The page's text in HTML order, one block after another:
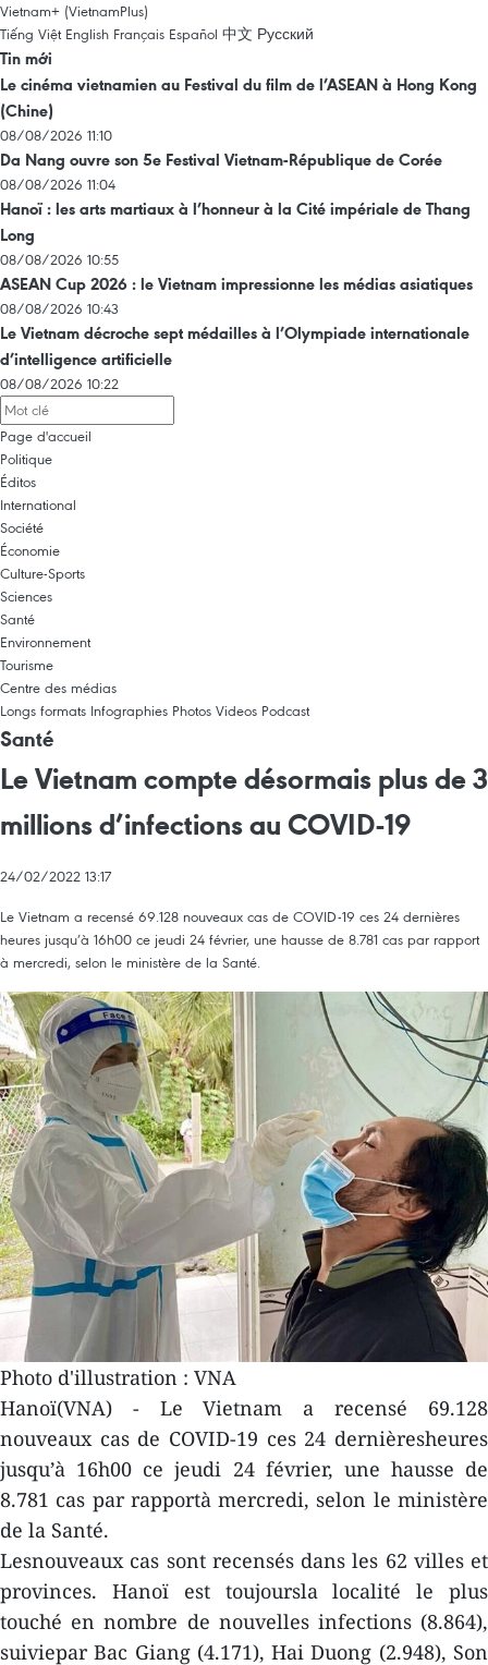
Vietnam+ (VietnamPlus)
Tiếng Việt English Français Español 中文 Русский
Tin mới
Le cinéma vietnamien au Festival du film de l’ASEAN à Hong Kong
(Chine)
08/08/2026 11:10
Da Nang ouvre son 5e Festival Vietnam-République de Corée
08/08/2026 11:04
Hanoï : les arts martiaux à l’honneur à la Cité impériale de Thang
Long
08/08/2026 10:55
ASEAN Cup 2026 : le Vietnam impressionne les médias asiatiques
08/08/2026 10:43
Le Vietnam décroche sept médailles à l’Olympiade internationale
d’intelligence artificielle
08/08/2026 10:22
Page d'accueil
Politique
Éditos
International
Société
Économie
Culture-Sports
Sciences
Santé
Environnement
Tourisme
Centre des médias
Longs formats Infographies Photos Videos Podcast
Santé
Le Vietnam compte désormais plus de 3
millions d’infections au COVID-19
24/02/2022 13:17
Le Vietnam a recensé 69.128 nouveaux cas de COVID-19 ces 24 dernières
heures jusqu’à 16h00 ce jeudi 24 février, une hausse de 8.781 cas par rapport
à mercredi, selon le ministère de la Santé.
Photo d'illustration : VNA
Hanoï(VNA) - Le Vietnam a recensé 69.128
nouveaux cas de COVID-19 ces 24 dernièresheures
jusqu’à 16h00 ce jeudi 24 février, une hausse de
8.781 cas par rapportà mercredi, selon le ministère
de la Santé.
Lesnouveaux cas sont recensés dans les 62 villes et
provinces. Hanoï est toujoursla localité le plus
touché en nombre de nouvelles infections (8.864),
suiviepar Bac Giang (4.171), Hai Duong (2.948), Son